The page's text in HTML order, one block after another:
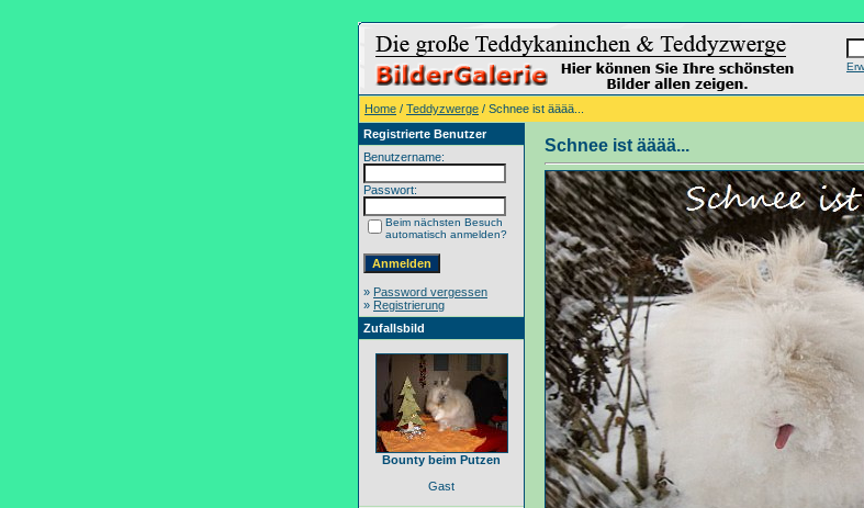
Home / Teddyzwerge / Schnee ist ääää...
Registrierte Benutzer
Benutzername:
Passwort:
Beim nächsten Besuch
automatisch anmelden?
» Password vergessen
» Registrierung
Zufallsbild
Bounty beim Putzen
Gast
Schnee ist ääää...